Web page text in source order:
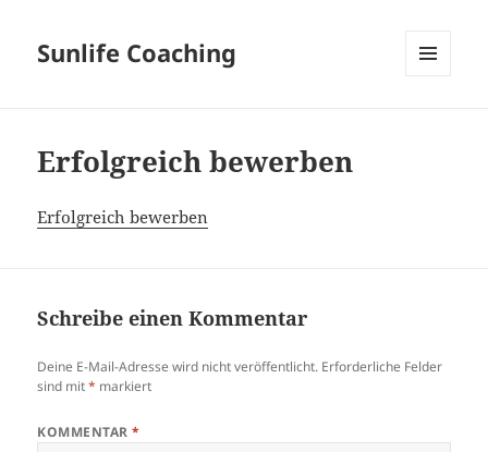
Sunlife Coaching
Erfolgreich bewerben
Erfolgreich bewerben
Schreibe einen Kommentar
Deine E-Mail-Adresse wird nicht veröffentlicht. Erforderliche Felder
sind mit* markiert
KOMMENTAR*